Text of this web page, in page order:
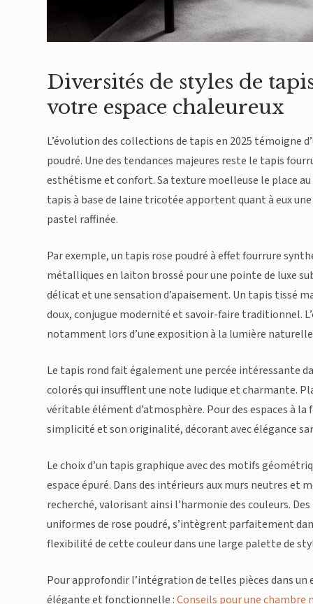
Diversités de styles de
votre espace chaleureux
L’évolution des collections de tapis en 2025 témoigne
poudré. Une des tendances majeures reste le tapis
esthétisme et confort. Sa texture moelleuse le place
tapis à base de laine tricotée apportent quant à eux
pastel raffinée.
Par exemple, un tapis rose poudré à effet fourrure
métalliques en laiton brossé pour une pointe de luxe
délicat et une sensation d’apaisement. Un tapis tissé
doux, conjugue modernité et savoir-faire traditionnel.
notamment lors d’une exposition à la lumière
Le tapis rond fait également une percée intéressante
colorés qui insufflent une note ludique et charmante.
véritable élément d’atmosphère. Pour des espaces à
simplicité et son originalité, décorant avec élégance
Le choix d’un tapis graphique avec des motifs
espace épuré. Dans des intérieurs aux murs neutres
recherché, valorisant ainsi l’harmonie des couleurs.
uniformes de rose poudré, s’intègrent parfaitement
flexibilité de cette couleur dans une large palette de
Pour approfondir l’intégration de telles pièces dans
élégante et fonctionnelle :Conseils pour une chambre